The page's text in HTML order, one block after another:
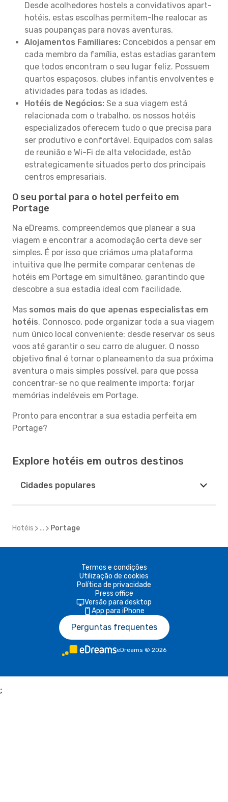
Desde acolhedores hostels a convidativos apart-
hotéis, estas escolhas permitem-lhe realocar as
suas poupanças para novas aventuras.
Alojamentos Familiares: Concebidos a pensar em
cada membro da família, estas estadias garantem
que todos encontram o seu lugar feliz. Possuem
quartos espaçosos, clubes infantis envolventes e
atividades para todas as idades.
Hotéis de Negócios: Se a sua viagem está
relacionada com o trabalho, os nossos hotéis
especializados oferecem tudo o que precisa para
ser produtivo e confortável. Equipados com salas
de reunião e Wi-Fi de alta velocidade, estão
estrategicamente situados perto dos principais
centros empresariais.
O seu portal para o hotel perfeito em
Portage
Na eDreams, compreendemos que planear a sua
viagem e encontrar a acomodação certa deve ser
simples. É por isso que criámos uma plataforma
intuitiva que lhe permite comparar centenas de
hotéis em Portage em simultâneo, garantindo que
descobre a sua estadia ideal com facilidade.
Mas somos mais do que apenas especialistas em
hotéis. Connosco, pode organizar toda a sua viagem
num único local conveniente: desde reservar os seus
voos até garantir o seu carro de aluguer. O nosso
objetivo final é tornar o planeamento da sua próxima
aventura o mais simples possível, para que possa
concentrar-se no que realmente importa: forjar
memórias indeléveis em Portage.
Pronto para encontrar a sua estadia perfeita em
Portage?
Explore hotéis em outros destinos
Cidades populares
Hotéis ... Portage
Termos e condições
Utilização de cookies
Política de privacidade
Press office
Versão para desktop
App para iPhone
Perguntas frequentes
eDreams © 2026
;